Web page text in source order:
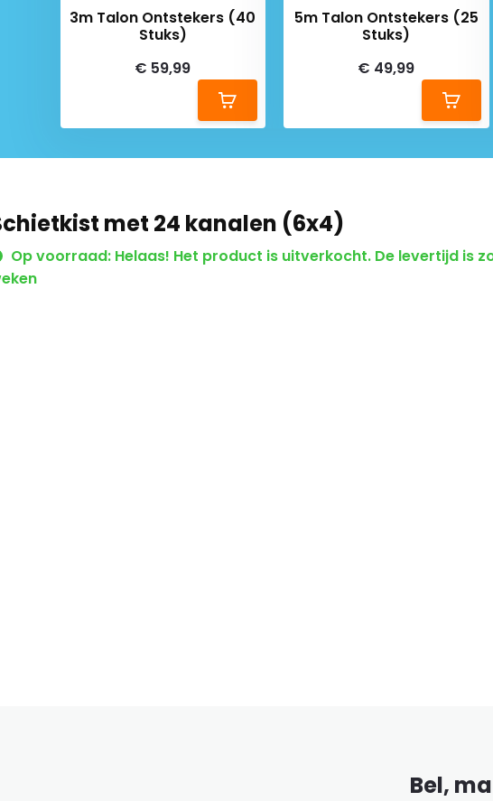
3m Talon Ontstekers (40
Stuks)
€ 59,99
5m Talon Ontstekers (25
Stuks)
€ 49,99
met 24 kanalen (6x4)
Op voorraad: Helaas! Het product is uitverkocht. De levertijd is
Bel,